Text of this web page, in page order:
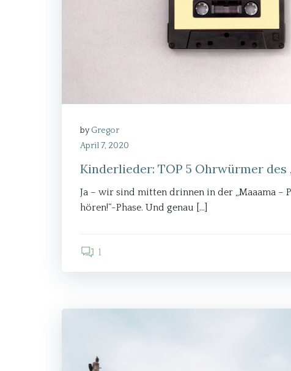
byGregor
April 7, 2020
Kinderlieder: TOP 5 Ohrwürmer des
Ja – wir sind mitten drinnen in der „Maaama –
hören!“-Phase. Und genau […]
1